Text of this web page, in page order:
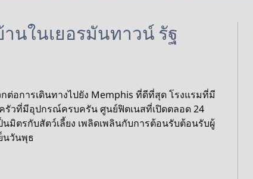
นในเยอรมันทาวน์ รัฐ
ต่อการเดินทางไปยัง Memphis ที่ดีที่สุด โรงแรมที่มี
รัวที่มีอุปกรณ์ครบครัน ศูนย์ฟิตเนสที่เปิดตลอด 24
มิตรกับสัตว์เลี้ยง เพลิดเพลินกับการต้อนรับต้อนรับผู้
นวันพุธ